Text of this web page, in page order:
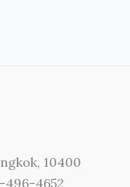
10400
496-4652